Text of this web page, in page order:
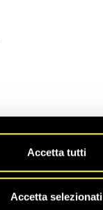
Accetta tutti
Accetta selezionati